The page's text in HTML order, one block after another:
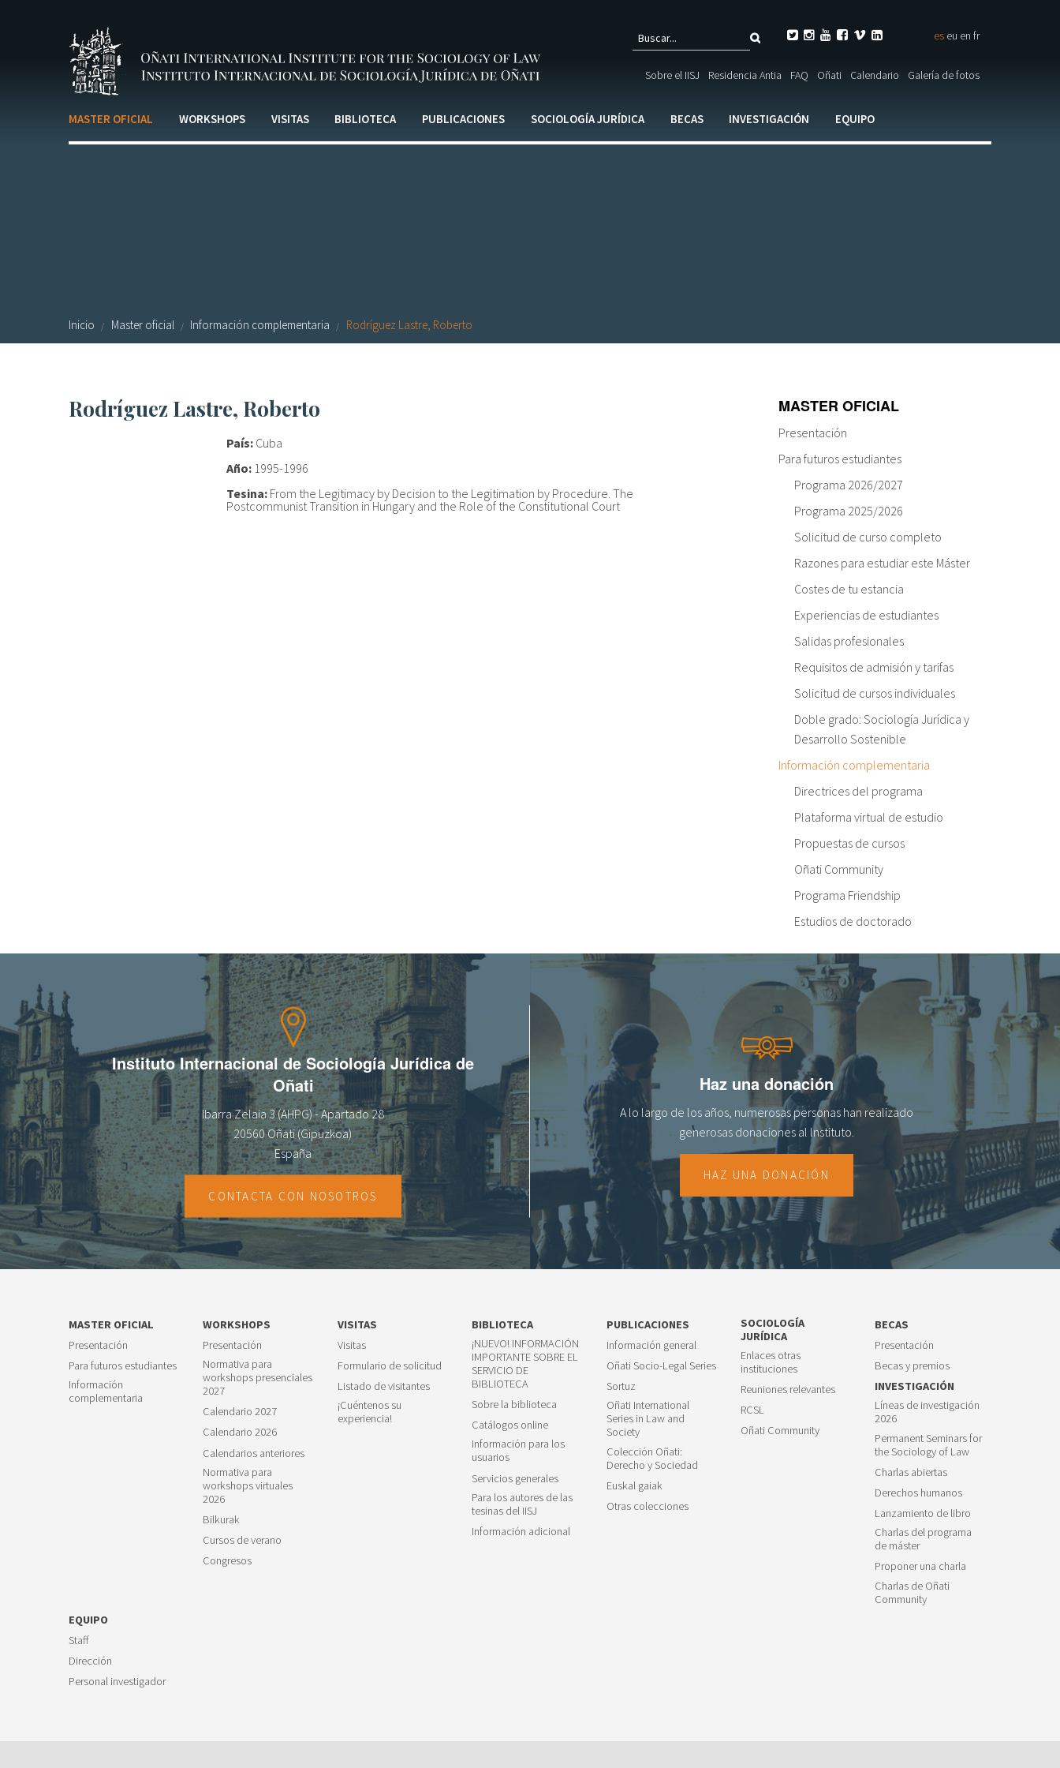
Formulario
de
búsqueda
Buscar
       es eu en fr
Sobre el IISJ Residencia Antia FAQ Oñati Calendario Galería de fotos
MASTER OFICIAL WORKSHOPS VISITAS BIBLIOTECA PUBLICACIONES SOCIOLOGÍA JURÍDICA BECAS INVESTIGACIÓN EQUIPO
Inicio Master oficial Información complementaria Rodríguez Lastre, Roberto
Rodríguez Lastre, Roberto
País: Cuba
Año: 1995-1996
Tesina: From the Legitimacy by Decision to the Legitimation by Procedure. The
Postcommunist Transition in Hungary and the Role of the Constitutional Court
MASTER OFICIAL
Presentación
Para futuros estudiantes
Programa 2026/2027
Programa 2025/2026
Solicitud de curso completo
Razones para estudiar este Máster
Costes de tu estancia
Experiencias de estudiantes
Salidas profesionales
Requisitos de admisión y tarifas
Solicitud de cursos individuales
Doble grado: Sociología Jurídica y
Desarrollo Sostenible
Información complementaria
Directrices del programa
Plataforma virtual de estudio
Propuestas de cursos
Oñati Community
Programa Friendship
Estudios de doctorado
Instituto Internacional de Sociología Jurídica de
Oñati
Ibarra Zelaia 3 (AHPG) - Apartado 28
20560 Oñati (Gipuzkoa)
España
CONTACTA CON NOSOTROS
Haz una donación
A lo largo de los años, numerosas personas han realizado
generosas donaciones al lnstituto.
HAZ UNA DONACIÓN
MASTER OFICIAL
Presentación
Para futuros estudiantes
Información
complementaria
WORKSHOPS
Presentación
Normativa para
workshops presenciales
2027
Calendario 2027
Calendario 2026
Calendarios anteriores
Normativa para
workshops virtuales
2026
Bilkurak
Cursos de verano
Congresos
VISITAS
Visitas
Formulario de solicitud
Listado de visitantes
¡Cuéntenos su
experiencia!
BIBLIOTECA
¡NUEVO! INFORMACIÓN
IMPORTANTE SOBRE EL
SERVICIO DE
BIBLIOTECA
Sobre la biblioteca
Catálogos online
Información para los
usuarios
Servicios generales
Para los autores de las
tesinas del IISJ
Información adicional
PUBLICACIONES
Información general
Oñati Socio-Legal Series
Sortuz
Oñati International
Series in Law and
Society
Colección Oñati:
Derecho y Sociedad
Euskal gaiak
Otras colecciones
SOCIOLOGÍA
JURÍDICA
Enlaces otras
instituciones
Reuniones relevantes
RCSL
Oñati Community
BECAS
Presentación
Becas y premios
INVESTIGACIÓN
Líneas de investigación
2026
Permanent Seminars for
the Sociology of Law
Charlas abiertas
Derechos humanos
Lanzamiento de libro
Charlas del programa
de máster
Proponer una charla
Charlas de Oñati
Community
EQUIPO
Staff
Dirección
Personal investigador